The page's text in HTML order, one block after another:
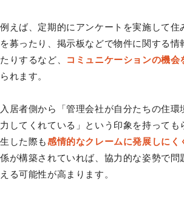
例えば、定期的にアンケートを実施して住
を募ったり、掲示板などで物件に関する情
たりするなど、
コミュニケーションの機会
られます。
入居者側から「管理会社が自分たちの住環
力してくれている」という印象を持っても
生した際も感情的なクレームに発展しにく
係が構築されていれば、協力的な姿勢で問
える可能性が高まります。